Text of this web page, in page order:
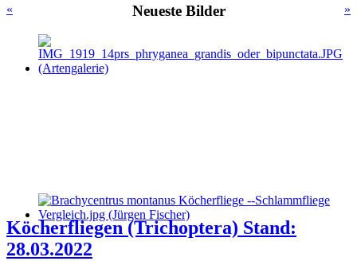
«
»
Neueste Bilder
Köcherfliegen (Trichoptera) Stand:
28.03.2022